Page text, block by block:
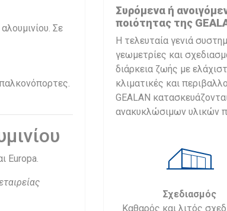
Σε
Europa.
Συρόμενα ή
ποιότητας της
Η τελευταία γενιά
γεωμετρίες και
διάρκεια ζωής με
κλιματικές και
GEALAN
ανακυκλώσιμων υλικών
Σχεδιασμός
Καθαρός και λιτός